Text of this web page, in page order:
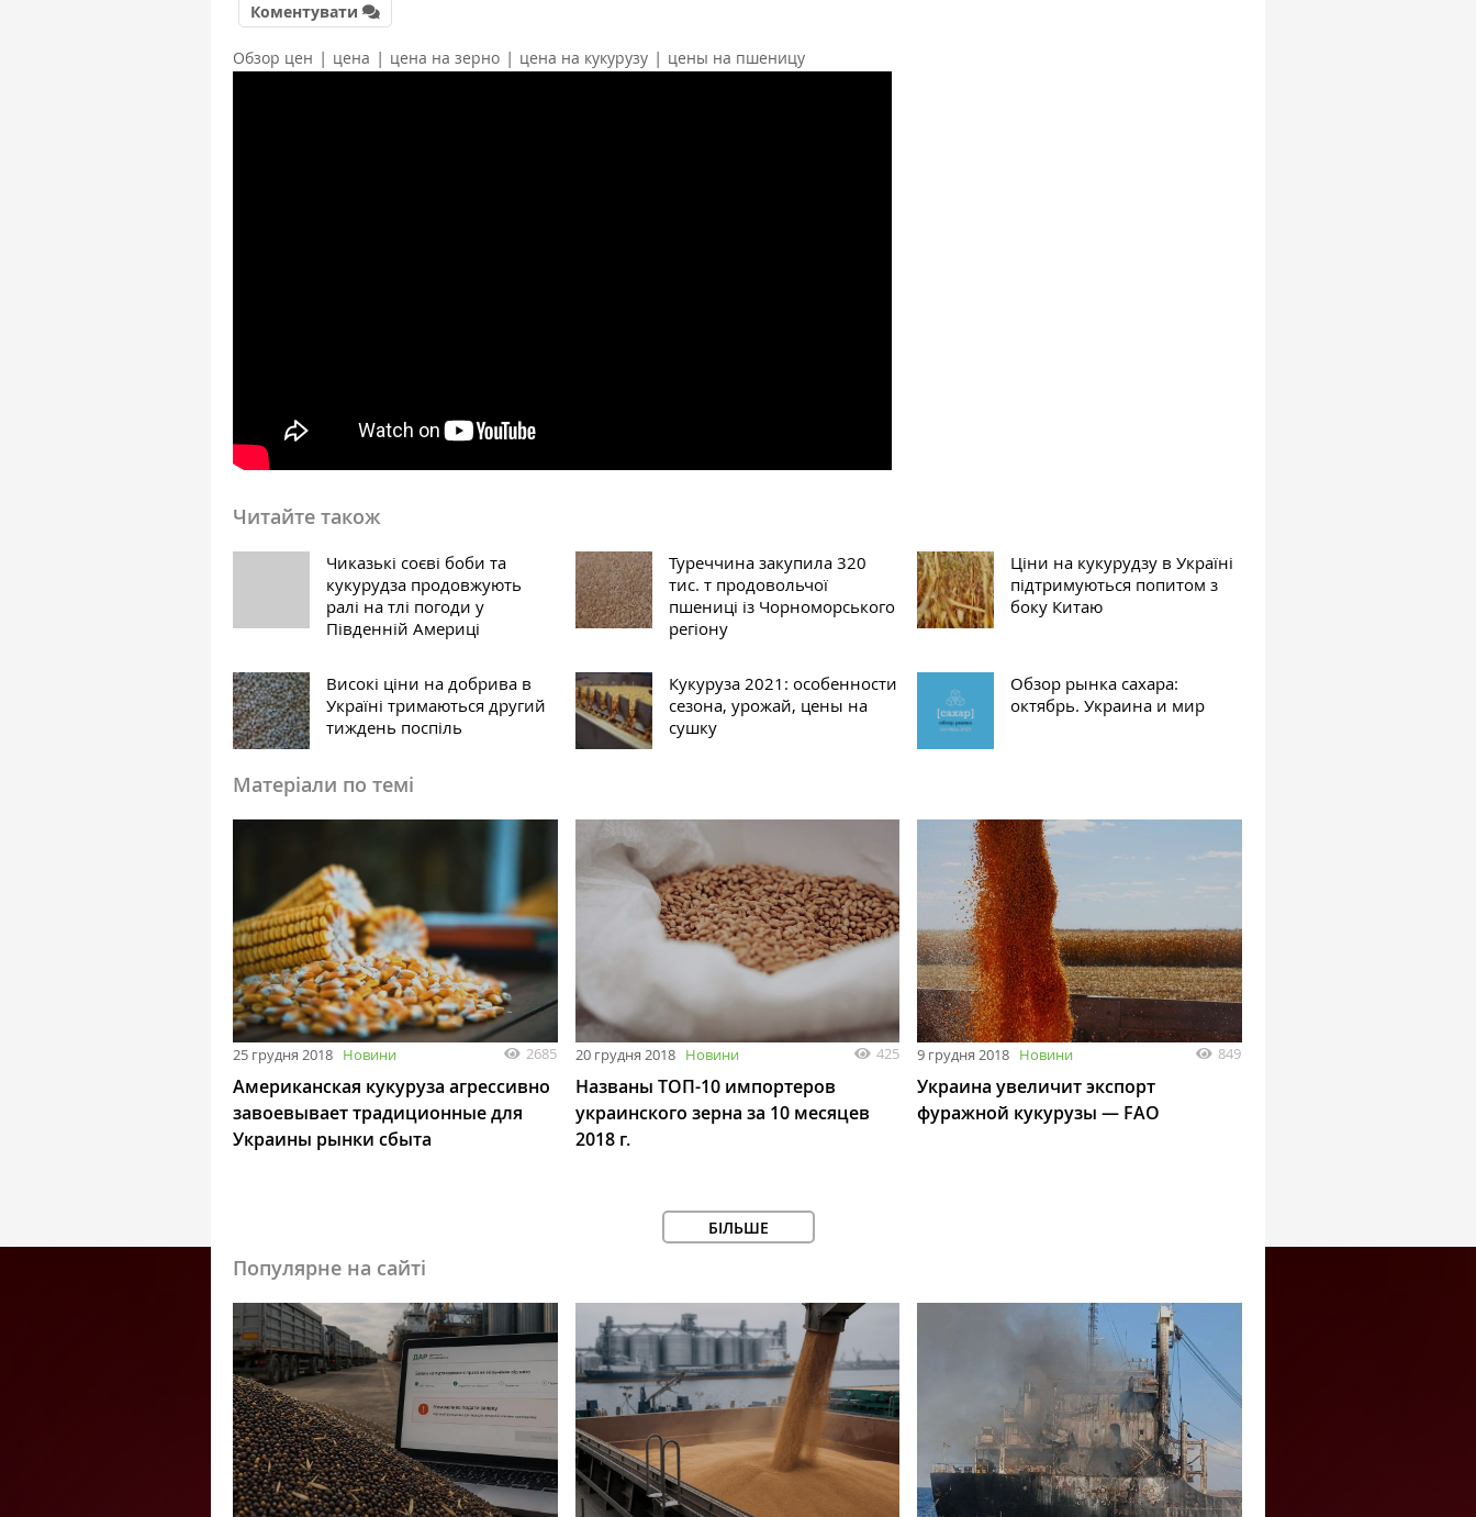
Коментувати
Обзор цен | цена | цена на зерно | цена на кукурузу | цены на пшеницу
Читайте також
Чиказькі соєві боби та
кукурудза продовжують
ралі на тлі погоди у
Південній Америці
Туреччина закупила 320
тис. т продовольчої
пшениці із Чорноморського
регіону
Ціни на кукурудзу в Україні
підтримуються попитом з
боку Китаю
Високі ціни на добрива в
Україні тримаються другий
тиждень поспіль
Кукуруза 2021: особенности
сезона, урожай, цены на
сушку
Обзор рынка сахара:
октябрь. Украина и мир
Матеріали по темі
25 грудня 2018 Новини 2685
Американская кукуруза агрессивно
завоевывает традиционные для
Украины рынки сбыта
20 грудня 2018 Новини 425
Названы ТОП-10 импортеров
украинского зерна за 10 месяцев
2018 г.
9 грудня 2018 Новини 849
Украина увеличит экспорт
фуражной кукурузы — FAO
БІЛЬШЕ
Популярне на сайті